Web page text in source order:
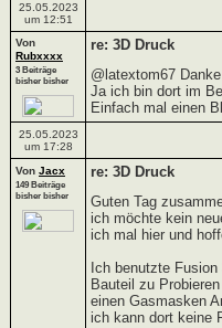
25.05.2023
um 12:51
Von
Rubxxxx
3 Beiträge
bisher bisher
re: 3D Druck
@latextom67
Ja ich bin dort im
Einfach mal einen
25.05.2023
um 17:28
Von Jacx
149 Beiträge
bisher bisher
re: 3D Druck
Guten Tag
ich möchte kein
ich mal hier und
Ich benutzte
Bauteil zu
einen Gasmasken
ich kann dort keine